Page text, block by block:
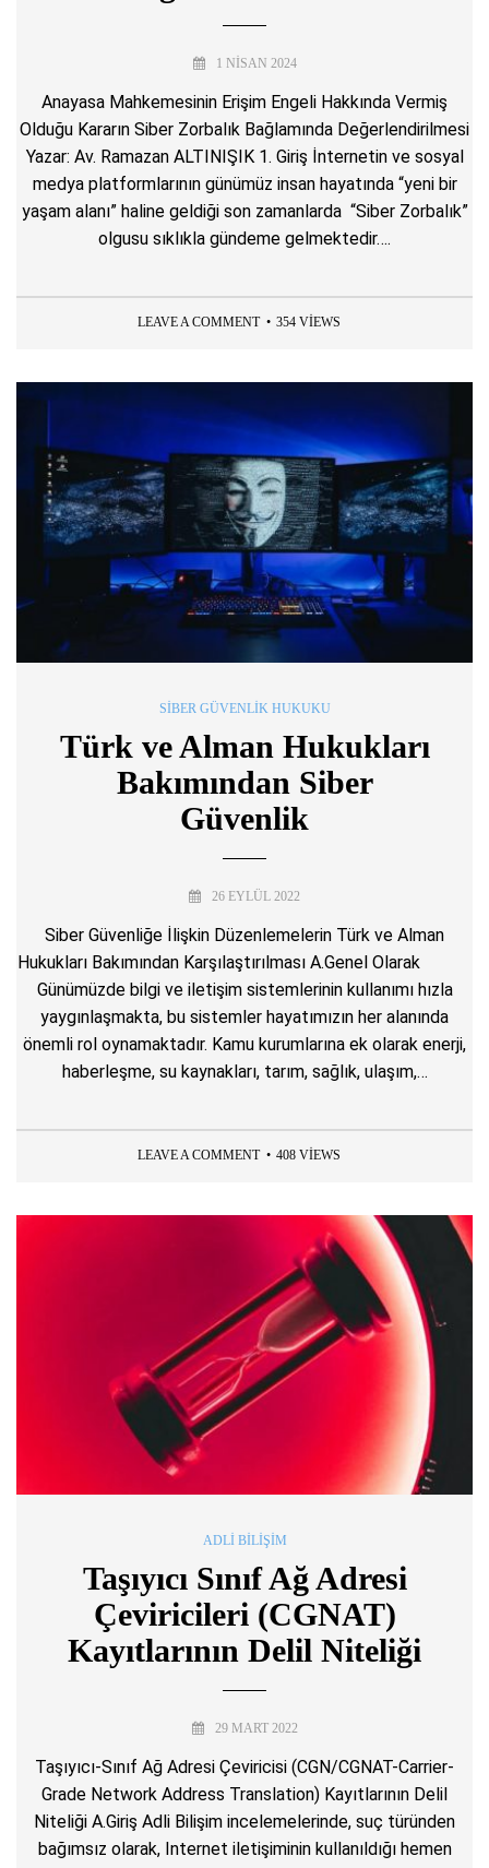
1 NISAN 2024
Anayasa Mahkemesinin Erişim Engeli Hakkında Vermiş
Olduğu Kararın Siber Zorbalık Bağlamında Değerlendirilmesi
Yazar: Av. Ramazan ALTINIŞIK 1. Giriş İnternetin ve sosyal
medya platformlarının günümüz insan hayatında “yeni bir
yaşam alanı” haline geldiği son zamanlarda “Siber Zorbalık”
olgusu sıklıkla gündeme gelmektedir….
LEAVE A COMMENT 354 VIEWS
SIBER GÜVENLIK HUKUKU
Türk ve Alman Hukukları
Bakımından Siber
Güvenlik
26 EYLÜL 2022
Siber Güvenliğe İlişkin Düzenlemelerin Türk ve Alman
Hukukları Bakımından Karşılaştırılması A.Genel Olarak
Günümüzde bilgi ve iletişim sistemlerinin kullanımı hızla
yaygınlaşmakta, bu sistemler hayatımızın her alanında
önemli rol oynamaktadır. Kamu kurumlarına ek olarak enerji,
haberleşme, su kaynakları, tarım, sağlık, ulaşım,…
LEAVE A COMMENT 408 VIEWS
ADLI BILIŞIM
Taşıyıcı Sınıf Ağ Adresi
Çeviricileri (CGNAT)
Kayıtlarının Delil Niteliği
29 MART 2022
Taşıyıcı-Sınıf Ağ Adresi Çeviricisi (CGN/CGNAT-Carrier-
Grade Network Address Translation) Kayıtlarının Delil
Niteliği A.Giriş Adli Bilişim incelemelerinde, suç türünden
bağımsız olarak, Internet iletişiminin kullanıldığı hemen